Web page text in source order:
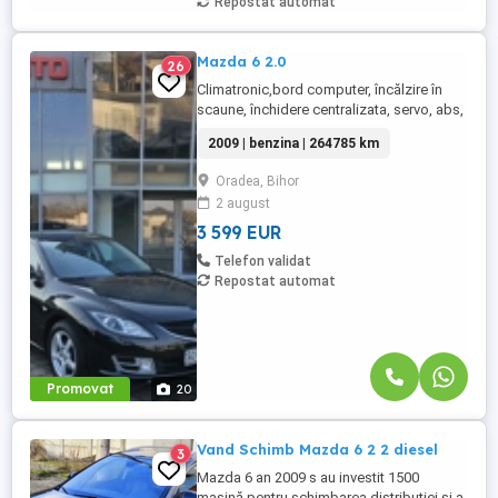
Promovat 20
26 Mazda 6 2.0
Climatronic,bord computer, încălzire în
scaune, închidere centralizata, servo, abs,
senzori de lumina, parbriz fata incalzit,
geamuri electrice, comenzi volan, jante de
aluminiu, carlig pentru remorca, 8x airbag,
cotiera fata și spate, pilot
automat,proiectoare ...
2009 | benzina | 264785 km
Oradea, Bihor
2 august
3 599 EUR
Telefon validat
Repostat automat
3 Vand Schimb Mazda 6 2 2 diesel
Mazda 6 an 2009 s au investit 1500